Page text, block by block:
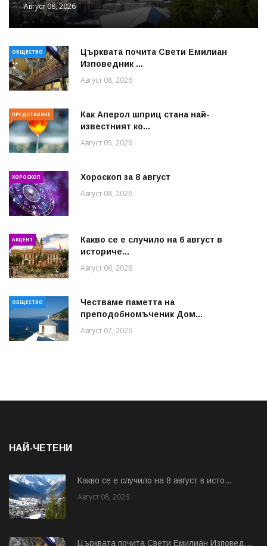
Август 08, 2026
ОБЩЕСТВО
Църквата почита Свeти Емилиан
Изповедник ...
Август 08, 2026
ПРЕДСТАВЯНЕ
Как Аперол шприц стана най-
известният ко...
Август 05, 2026
ХОРОСКОП Хороскоп за 8 август
Август 08, 2026
АКЦЕНТ
Какво се е случило на 6 август в
историче...
Август 06, 2026
ОБЩЕСТВО
Честваме паметта на
преподобномъченик Дом...
Август 07, 2026
НАЙ-ЧЕТЕНИ
Какво се е случило на 8 август в исто...
Август 08, 2026
Църквата почита Свeти Емилиан Изповед...